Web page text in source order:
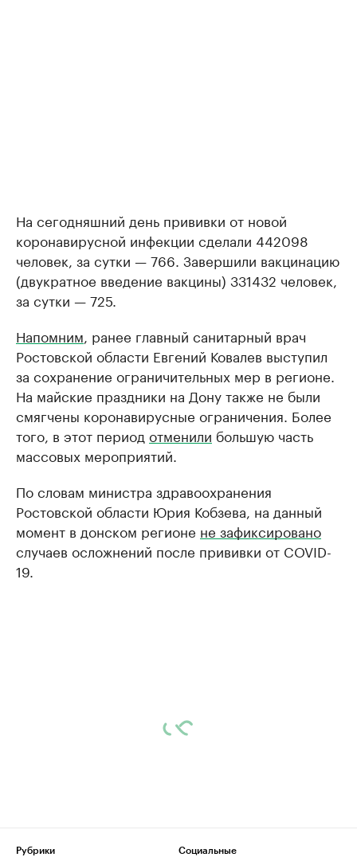
На сегодняшний день прививки от новой
коронавирусной инфекции сделали 442098
человек, за сутки — 766. Завершили вакцинацию
(двукратное введение вакцины) 331432 человек,
за сутки — 725.
Напомним , ранее главный санитарный врач
Ростовской области Евгений Ковалев выступил
за сохранение ограничительных мер в регионе.
На майские праздники на Дону также не были
смягчены коронавирусные ограничения. Более
того, в этот период отменили большую часть
массовых мероприятий.
По словам министра здравоохранения
Ростовской области Юрия Кобзева, на данный
момент в донском регионе не зафиксировано
случаев осложнений после прививки от COVID-
19.
Рубрики
Социальные